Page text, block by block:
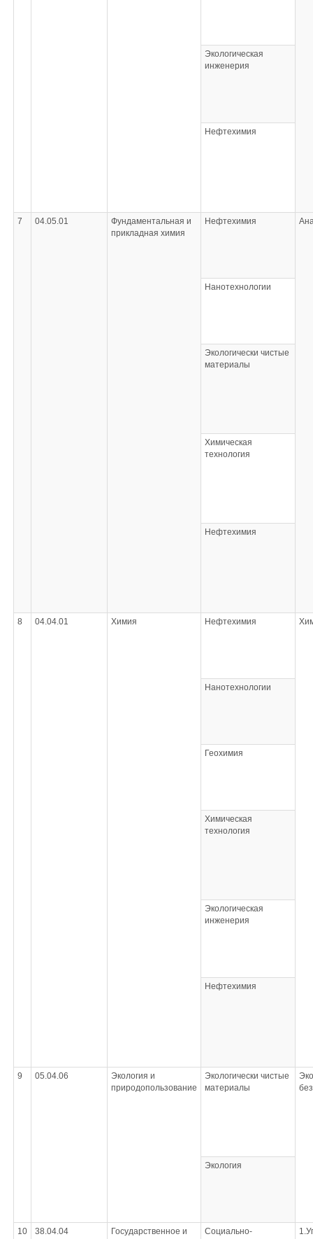
Экологическая
инженерия
Нефтехимия
7 04.05.01
Фундаментальная и
прикладная химия
Нефтехимия
Нанотехнологии
Экологически чистые
материалы
Химическая
технология
Нефтехимия
8 04.04.01 Химия Нефтехимия
Нанотехнологии
Геохимия
Химическая
технология
Экологическая
инженерия
Нефтехимия
9 05.04.06
Экология и
природопользование
Экологически чистые
материалы
Экология
10 38.04.04
Государственное и
Социально-